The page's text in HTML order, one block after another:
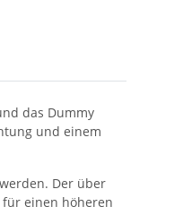
das Dummy
und einem
Der über
für einen höheren